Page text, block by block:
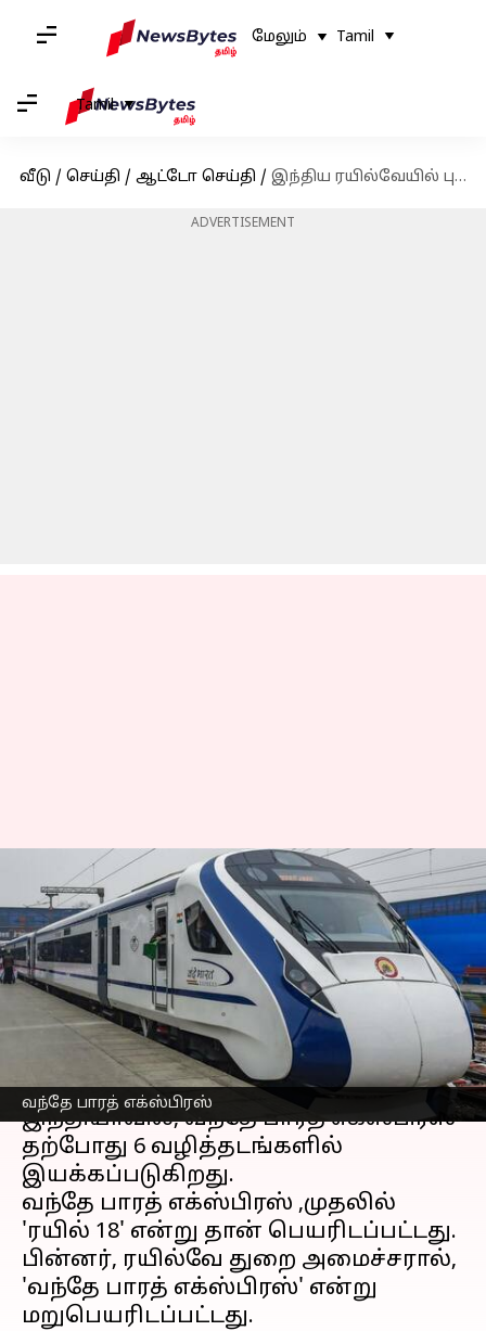
மேலும் Tamil
Tamil
வீடு / செய்தி / ஆட்டோ செய்தி / இந்திய ரயில்வேயில் புரட்சியை ஏற்படுத்தும் வந்தே பாரத் ரயில் பற்றி சில சுவாரஸ்ய தகவல்கள்
ADVERTISEMENT
வந்தே பாரத் எக்ஸ்பிரஸ்
இந்திய ரயில்வேயில்
புரட்சியை ஏற்படுத்தும்
வந்தே பாரத் ரயில் பற்றி
சில சுவாரஸ்ய தகவல்கள்
எழுதியவர் Venkatalakshmi V Dec 26, 2022 02:12 am
செய்தி முன்னோட்டம்
இந்தியாவில், வந்தே பாரத் எக்ஸ்பிரஸ்
தற்போது 6 வழித்தடங்களில்
இயக்கப்படுகிறது.
வந்தே பாரத் எக்ஸ்பிரஸ் ,முதலில்
'ரயில் 18' என்று தான் பெயரிடப்பட்டது.
பின்னர், ரயில்வே துறை அமைச்சரால்,
'வந்தே பாரத் எக்ஸ்பிரஸ்' என்று
மறுபெயரிடப்பட்டது.